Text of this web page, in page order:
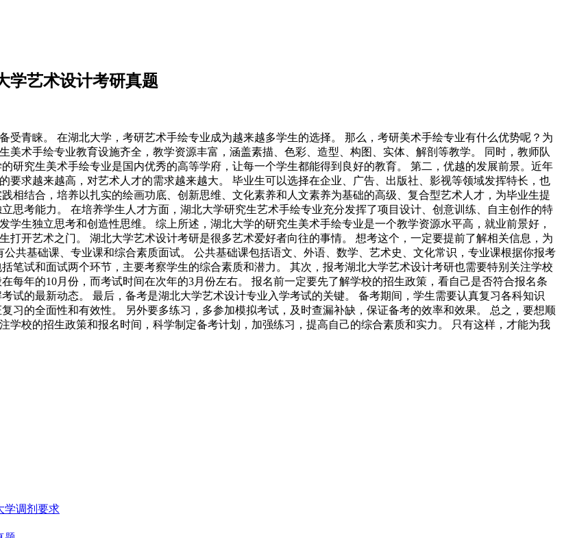
学艺术设计考研真题
青睐。 在湖北大学，考研艺术手绘专业成为越来越多学生的选择。 那么，考研美术手绘专业有什么优势呢？为
术手绘专业教育设施齐全，教学资源丰富，涵盖素描、色彩、造型、构图、实体、解剖等教学。 同时，教师队
研究生美术手绘专业是国内优秀的高等学府，让每一个学生都能得到良好的教育。 第二，优越的发展前景。近年
求越来越高，对艺术人才的需求越来越大。 毕业生可以选择在企业、广告、出版社、影视等领域发挥特长，也
相结合，培养以扎实的绘画功底、创新思维、文化素养和人文素养为基础的高级、复合型艺术人才，为毕业生提
思考能力。 在培养学生人才方面，湖北大学研究生艺术手绘专业充分发挥了项目设计、创意训练、自主创作的特
生独立思考和创造性思维。 综上所述，湖北大学的研究生美术手绘专业是一个教学资源水平高，就业前景好，
开艺术之门。 湖北大学艺术设计考研是很多艺术爱好者向往的事情。 想考这个，一定要提前了解相关信息，为
共基础课、专业课和综合素质面试。 公共基础课包括语文、外语、数学、艺术史、文化常识，专业课根据你报考
笔试和面试两个环节，主要考察学生的综合素质和潜力。 其次，报考湖北大学艺术设计考研也需要特别关注学校
每年的10月份，而考试时间在次年的3月份左右。 报名前一定要先了解学校的招生政策，看自己是否符合报名条
试的最新动态。 最后，备考是湖北大学艺术设计专业入学考试的关键。 备考期间，学生需要认真复习各科知识
习的全面性和有效性。 另外要多练习，多参加模拟考试，及时查漏补缺，保证备考的效率和效果。 总之，要想顺
校的招生政策和报名时间，科学制定备考计划，加强练习，提高自己的综合素质和实力。 只有这样，才能为我
学调剂要求